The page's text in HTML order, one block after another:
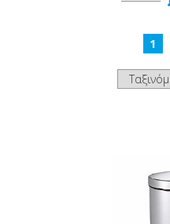
1